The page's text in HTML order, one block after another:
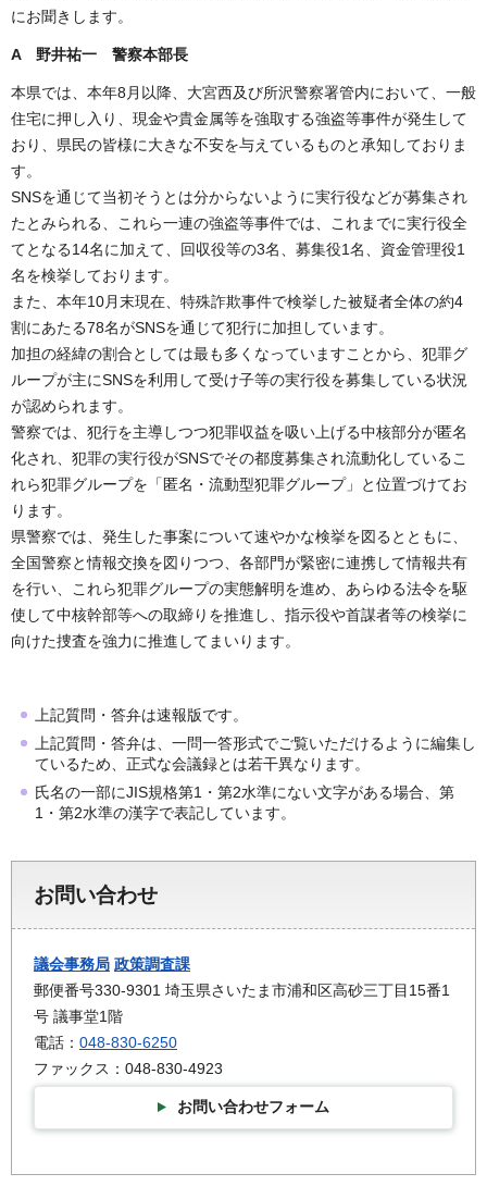
にお聞きします。
A 野井祐一 警察本部長
本県では、本年8月以降、大宮西及び所沢警察署管内において、一般
住宅に押し入り、現金や貴金属等を強取する強盗等事件が発生して
おり、県民の皆様に大きな不安を与えているものと承知しておりま
す。
SNSを通じて当初そうとは分からないように実行役などが募集され
たとみられる、これら一連の強盗等事件では、これまでに実行役全
てとなる14名に加えて、回収役等の3名、募集役1名、資金管理役1
名を検挙しております。
また、本年10月末現在、特殊詐欺事件で検挙した被疑者全体の約4
割にあたる78名がSNSを通じて犯行に加担しています。
加担の経緯の割合としては最も多くなっていますことから、犯罪グ
ループが主にSNSを利用して受け子等の実行役を募集している状況
が認められます。
警察では、犯行を主導しつつ犯罪収益を吸い上げる中核部分が匿名
化され、犯罪の実行役がSNSでその都度募集され流動化しているこ
れら犯罪グループを「匿名・流動型犯罪グループ」と位置づけてお
ります。
県警察では、発生した事案について速やかな検挙を図るとともに、
全国警察と情報交換を図りつつ、各部門が緊密に連携して情報共有
を行い、これら犯罪グループの実態解明を進め、あらゆる法令を駆
使して中核幹部等への取締りを推進し、指示役や首謀者等の検挙に
向けた捜査を強力に推進してまいります。
上記質問・答弁は速報版です。
上記質問・答弁は、一問一答形式でご覧いただけるように編集し
ているため、正式な会議録とは若干異なります。
氏名の一部にJIS規格第1・第2水準にない文字がある場合、第
1・第2水準の漢字で表記しています。
お問い合わせ
議会事務局 政策調査課
郵便番号330-9301 埼玉県さいたま市浦和区高砂三丁目15番1
号 議事堂1階
電話： 048-830-6250
ファックス：048-830-4923
お問い合わせフォーム